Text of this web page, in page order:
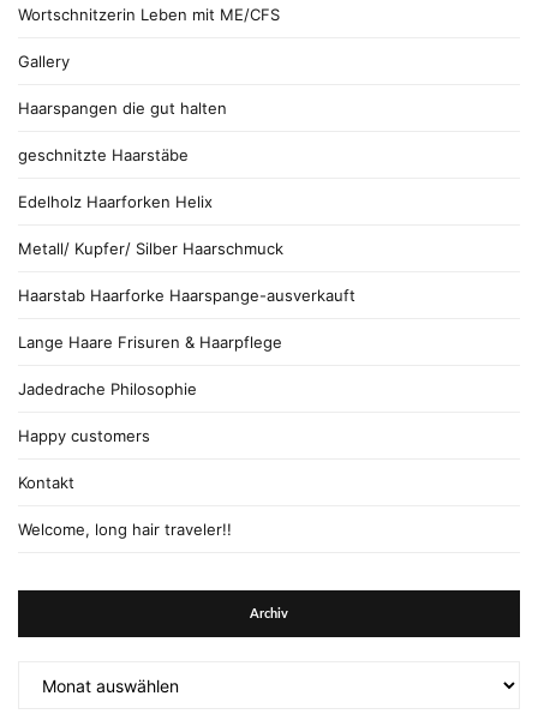
Wortschnitzerin Leben mit ME/CFS
Gallery
Haarspangen die gut halten
geschnitzte Haarstäbe
Edelholz Haarforken Helix
Metall/ Kupfer/ Silber Haarschmuck
Haarstab Haarforke Haarspange-ausverkauft
Lange Haare Frisuren & Haarpflege
Jadedrache Philosophie
Happy customers
Kontakt
Welcome, long hair traveler!!
Archiv